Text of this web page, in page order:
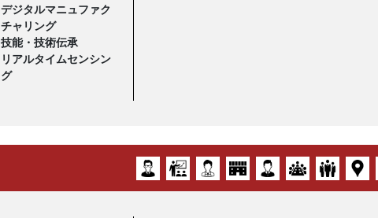
デジタルマニュファク
チャリング
技能・技術伝承
リアルタイムセンシン
グ